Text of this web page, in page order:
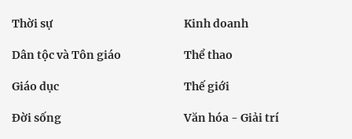
Thời sự Kinh doanh
Dân tộc và Tôn giáo Thể thao
Giáo dục Thế giới
Đời sống Văn hóa - Giải trí